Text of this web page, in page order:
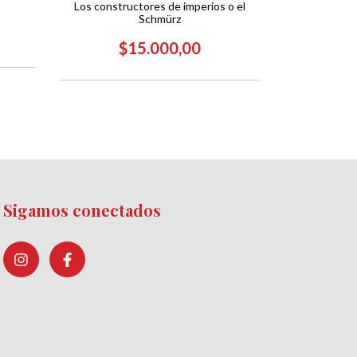
Los constructores de imperios o el
Schmürz
$15.000,00
Sigamos conectados